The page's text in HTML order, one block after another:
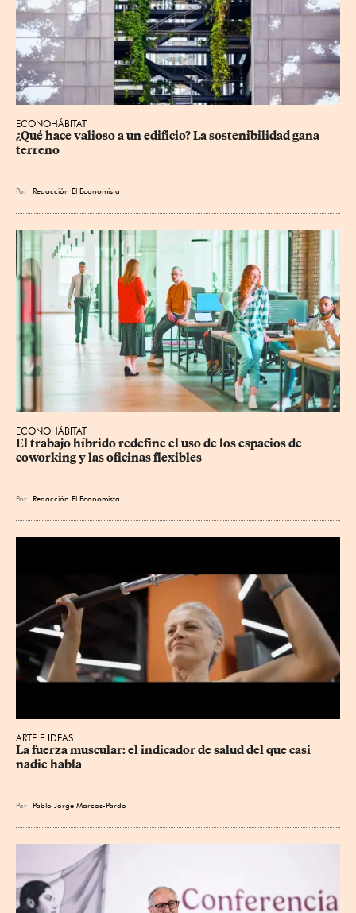
ECONOHÁBITAT
¿Qué hace valioso a un edificio? La sostenibilidad gana
terreno
Por Redacción El Economista
ECONOHÁBITAT
El trabajo híbrido redefine el uso de los espacios de
coworking y las oficinas flexibles
Por Redacción El Economista
ARTE E IDEAS
La fuerza muscular: el indicador de salud del que casi
nadie habla
Por Pablo Jorge Marcos-Pardo